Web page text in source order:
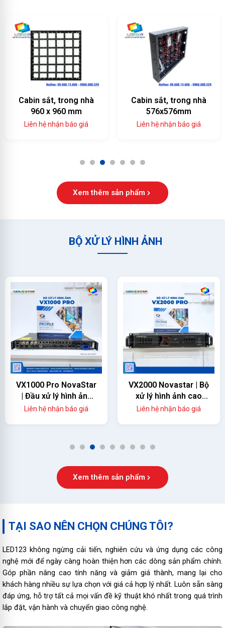
Cabin sắt, trong nhà
960 x 960 mm
Liên hệ nhận báo giá
Cabin sắt, trong nhà
576x576mm
Liên hệ nhận báo giá
1 2 3 4 5 6 7
Xem thêm sản phẩm
BỘ XỬ LÝ HÌNH ẢNH
VX1000 Pro NovaStar
| Đầu xử lý hình ảnh
màn hình led
Liên hệ nhận báo giá
VX2000 Novastar | Bộ
xử lý hình ảnh cao
cấp
Liên hệ nhận báo giá
1 2 3 4 5 6 7 8 9
Xem thêm sản phẩm
TẠI SAO NÊN CHỌN CHÚNG TÔI?
LED123 không ngừng cải tiến, nghiên cứu và ứng dụng các công
nghệ mới để ngày càng hoàn thiện hơn các dòng sản phẩm chính.
Góp phần nâng cao tính năng và giảm giá thành, mang lại cho
khách hàng nhiều sự lựa chọn với giá cả hợp lý nhất. Luôn sẵn sàng
đáp ứng, hỗ trợ tất cả mọi vấn đề kỹ thuật khó nhất trong quá trình
lắp đặt, vận hành và chuyển giao công nghệ.